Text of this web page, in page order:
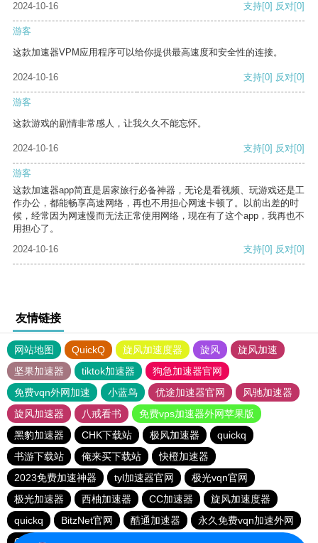
2024-10-16
支持[0] 反对[0]
游客
这款加速器VPM应用程序可以给你提供最高速度和安全性的连接。
2024-10-16 支持[0] 反对[0]
游客
这款游戏的剧情非常感人，让我久久不能忘怀。
2024-10-16 支持[0] 反对[0]
游客
这款加速器app简直是居家旅行必备神器，无论是看视频、玩游戏还是工
作办公，都能畅享高速网络，再也不用担心网速卡顿了。以前出差的时
候，经常因为网速慢而无法正常使用网络，现在有了这个app，我再也不
用担心了。
2024-10-16
支持[0] 反对[0]
友情链接
网站地图 QuickQ 旋风加速度器 旋风
旋风加速
坚果加速器
tiktok加速器
狗急加速器官网
免费vqn外网加速
小蓝鸟 优途加速器官网
风驰加速器
旋风加速器
八戒看书
免费vps加速器外网苹果版
黑豹加速器
CHK下载站 极风加速器
quickq
书游下载站
俺来买下载站
快橙加速器
2023免费加速神器
tyl加速器官网
极光vqn官网
极光加速器
西柚加速器 CC加速器
旋风加速度器
quickq
BitzNet官网 酷通加速器
永久免费vqn加速外网